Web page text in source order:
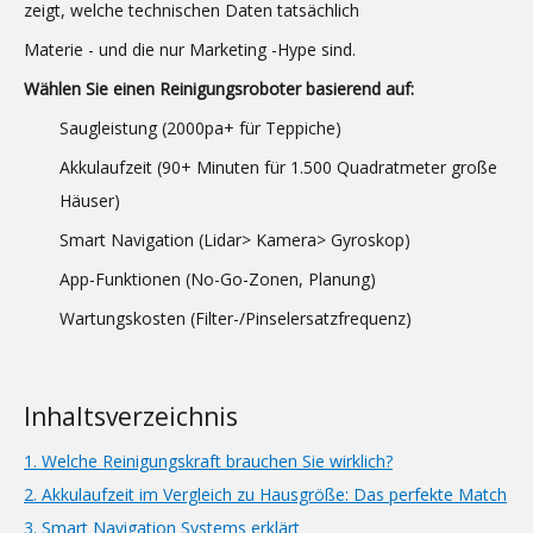
zeigt, welche technischen Daten tatsächlich
Materie - und die nur Marketing -Hype sind.
Wählen Sie einen Reinigungsroboter basierend auf:
Saugleistung (2000pa+ für Teppiche)
Akkulaufzeit (90+ Minuten für 1.500 Quadratmeter große
Häuser)
Smart Navigation (Lidar> Kamera> Gyroskop)
App-Funktionen (No-Go-Zonen, Planung)
Wartungskosten (Filter-/Pinselersatzfrequenz)
Inhaltsverzeichnis
1. Welche Reinigungskraft brauchen Sie wirklich?
2. Akkulaufzeit im Vergleich zu Hausgröße: Das perfekte Match
3. Smart Navigation Systems erklärt